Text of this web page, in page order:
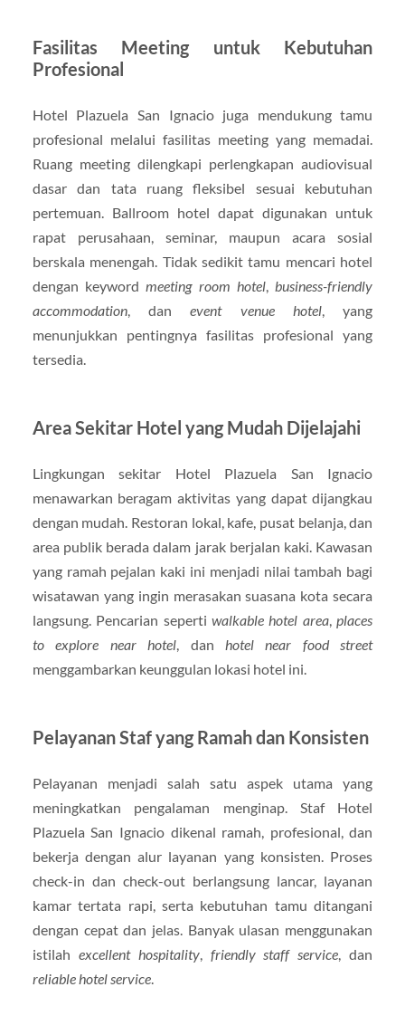
Fasilitas Meeting untuk Kebutuhan
Profesional
Hotel Plazuela San Ignacio juga mendukung tamu
profesional melalui fasilitas meeting yang memadai.
Ruang meeting dilengkapi perlengkapan audiovisual
dasar dan tata ruang fleksibel sesuai kebutuhan
pertemuan. Ballroom hotel dapat digunakan untuk
rapat perusahaan, seminar, maupun acara sosial
berskala menengah. Tidak sedikit tamu mencari hotel
dengan keywordmeeting room hotel,business-friendly
accommodation, danevent venue hotel, yang
menunjukkan pentingnya fasilitas profesional yang
tersedia.
Area Sekitar Hotel yang Mudah Dijelajahi
Lingkungan sekitar Hotel Plazuela San Ignacio
menawarkan beragam aktivitas yang dapat dijangkau
dengan mudah. Restoran lokal, kafe, pusat belanja, dan
area publik berada dalam jarak berjalan kaki. Kawasan
yang ramah pejalan kaki ini menjadi nilai tambah bagi
wisatawan yang ingin merasakan suasana kota secara
langsung. Pencarian seperti walkable hotel area,places
to explore near hotel, dan hotel near food street
menggambarkan keunggulan lokasi hotel ini.
Pelayanan Staf yang Ramah dan Konsisten
Pelayanan menjadi salah satu aspek utama yang
meningkatkan pengalaman menginap. Staf Hotel
Plazuela San Ignacio dikenal ramah, profesional, dan
bekerja dengan alur layanan yang konsisten. Proses
check-in dan check-out berlangsung lancar, layanan
kamar tertata rapi, serta kebutuhan tamu ditangani
dengan cepat dan jelas. Banyak ulasan menggunakan
istilah excellent hospitality, friendly staff service, dan
reliable hotel service.